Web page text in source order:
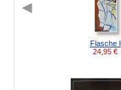
Flasche I
24,95 €